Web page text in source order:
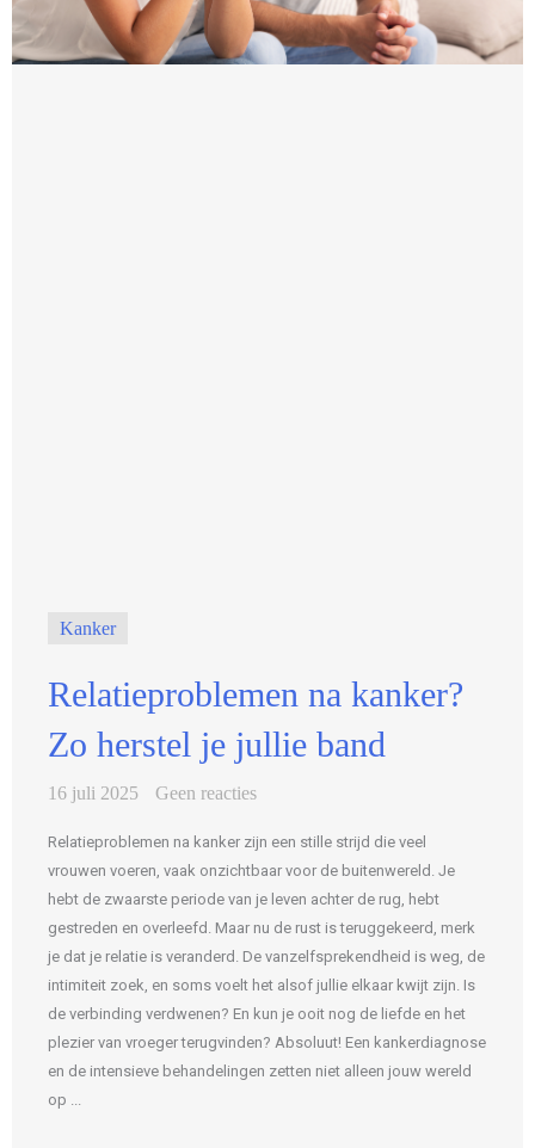
Kanker
Relatieproblemen na kanker?
Zo herstel je jullie band
16 juli 2025 Geen reacties
Relatieproblemen na kanker zijn een stille strijd die veel
vrouwen voeren, vaak onzichtbaar voor de buitenwereld. Je
hebt de zwaarste periode van je leven achter de rug, hebt
gestreden en overleefd. Maar nu de rust is teruggekeerd, merk
je dat je relatie is veranderd. De vanzelfsprekendheid is weg, de
intimiteit zoek, en soms voelt het alsof jullie elkaar kwijt zijn. Is
de verbinding verdwenen? En kun je ooit nog de liefde en het
plezier van vroeger terugvinden? Absoluut! Een kankerdiagnose
en de intensieve behandelingen zetten niet alleen jouw wereld
op ...